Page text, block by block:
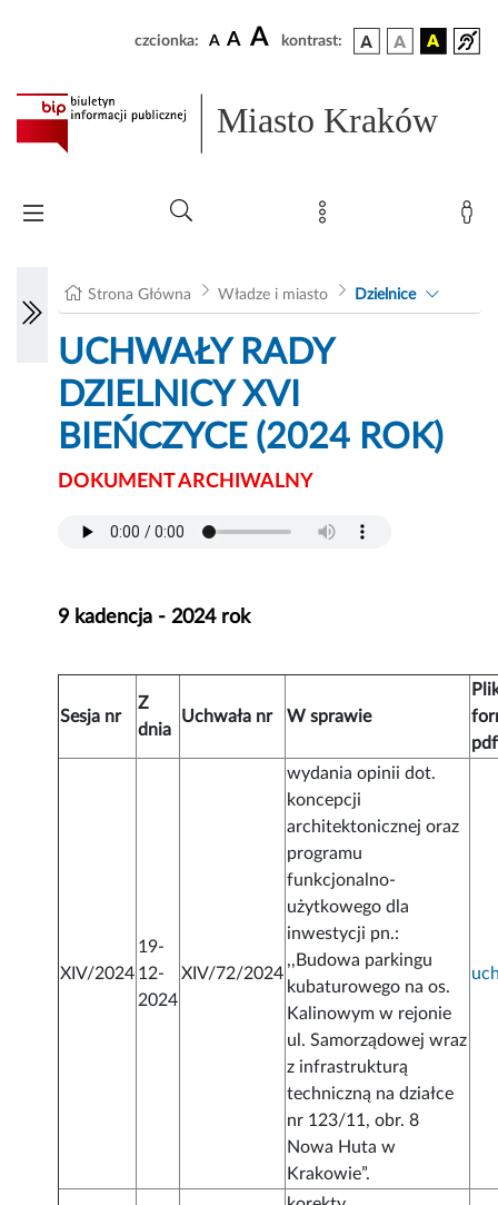
czcionka: A A A kontrast:
Miasto Kraków
Strona Główna Władze i miasto Dzielnice
UCHWAŁY RADY
DZIELNICY XVI
BIEŃCZYCE (2024 ROK)
DOKUMENT ARCHIWALNY
9 kadencja - 2024 rok
Sesja nr
Z
dnia
Uchwała nr W sprawie
pdf
XIV/2024
19-
12-
2024
XIV/72/2024
wydania opinii dot.
koncepcji
architektonicznej oraz
programu
funkcjonalno-
użytkowego dla
inwestycji pn.:
,,Budowa parkingu
kubaturowego na os.
Kalinowym w rejonie
ul. Samorządowej wraz
z infrastrukturą
techniczną na działce
nr 123/11, obr. 8
Nowa Huta w
Krakowie”.